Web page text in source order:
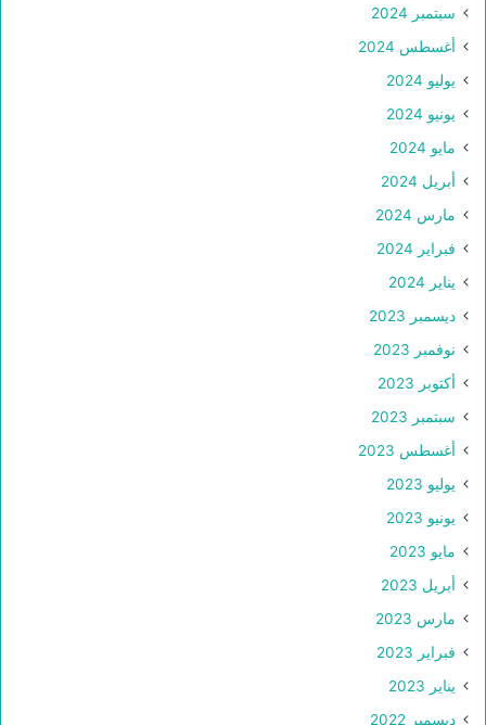
سبتمبر 2024
أغسطس 2024
يوليو 2024
يونيو 2024
مايو 2024
أبريل 2024
مارس 2024
فبراير 2024
يناير 2024
ديسمبر 2023
نوفمبر 2023
أكتوبر 2023
سبتمبر 2023
أغسطس 2023
يوليو 2023
يونيو 2023
مايو 2023
أبريل 2023
مارس 2023
فبراير 2023
يناير 2023
ديسمبر 2022